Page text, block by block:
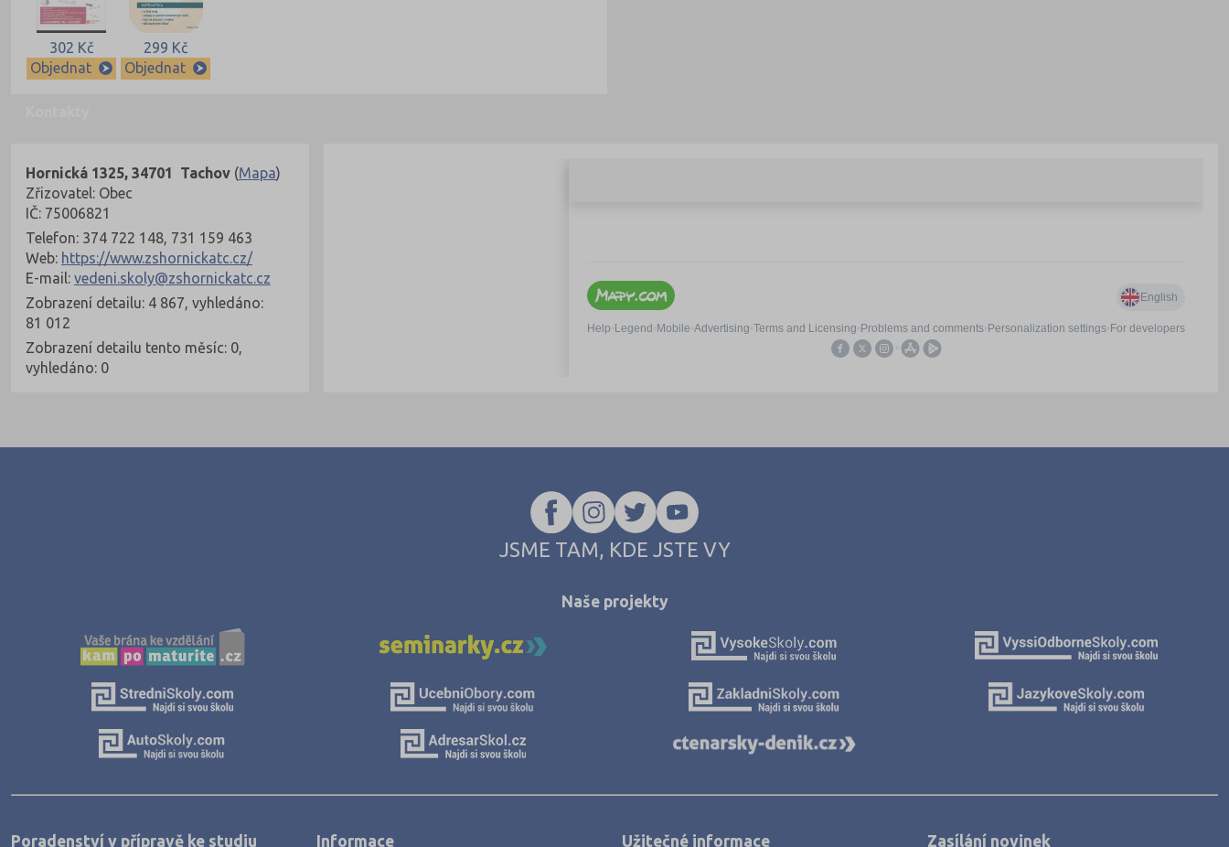
302 Kč
Objednat
299 Kč
Objednat
Hornická 1325, 34701 Tachov (Mapa)
Zřizovatel: Obec
IČ: 75006821
Telefon: 374 722 148, 731 159 463
Web: https://www.zshornickatc.cz/
E-mail: vedeni.skoly@zshornickatc.cz
Zobrazení detailu: 4 867, vyhledáno:
81 012
Zobrazení detailu tento měsíc: 0,
vyhledáno: 0
JSME TAM, KDE JSTE VY
Naše projekty
Poradenství v přípravě ke studiu Informace Užitečné informace Zasílání novinek